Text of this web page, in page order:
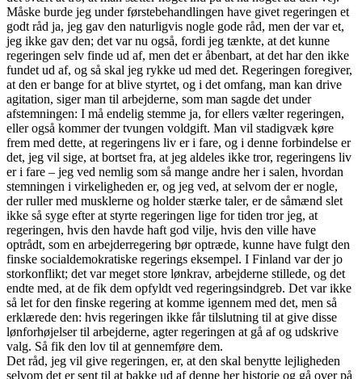
Måske burde jeg under førstebehandlingen have givet regeringen et
godt råd ja, jeg gav den naturligvis nogle gode råd, men der var et,
jeg ikke gav den; det var nu også, fordi jeg tænkte, at det kunne
regeringen selv finde ud af, men det er åbenbart, at det har den ikke
fundet ud af, og så skal jeg rykke ud med det. Regeringen foregiver,
at den er bange for at blive styrtet, og i det omfang, man kan drive
agitation, siger man til arbejderne, som man sagde det under
afstemningen: I må endelig stemme ja, for ellers vælter regeringen,
eller også kommer der tvungen voldgift. Man vil stadigvæk køre
frem med dette, at regeringens liv er i fare, og i denne forbindelse er
det, jeg vil sige, at bortset fra, at jeg aldeles ikke tror, regeringens liv
er i fare – jeg ved nemlig som så mange andre her i salen, hvordan
stemningen i virkeligheden er, og jeg ved, at selvom der er nogle,
der ruller med musklerne og holder stærke taler, er de såmænd slet
ikke så syge efter at styrte regeringen lige for tiden tror jeg, at
regeringen, hvis den havde haft god vilje, hvis den ville have
optrådt, som en arbejderregering bør optræde, kunne have fulgt den
finske socialdemokratiske regerings eksempel. I Finland var der jo
storkonflikt; det var meget store lønkrav, arbejderne stillede, og det
endte med, at de fik dem opfyldt ved regeringsindgreb. Det var ikke
så let for den finske regering at komme igennem med det, men så
erklærede den: hvis regeringen ikke får tilslutning til at give disse
lønforhøjelser til arbejderne, agter regeringen at gå af og udskrive
valg. Så fik den lov til at gennemføre dem.
Det råd, jeg vil give regeringen, er, at den skal benytte lejligheden
selvom det er sent til at bakke ud af denne her historie og gå over på